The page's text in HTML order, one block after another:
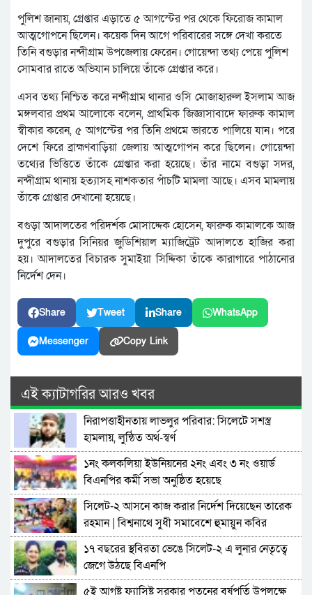
পুলিশ জানায়, গ্রেপ্তার এড়াতে ৫ আগস্টের পর থেকে ফিরোজ কামাল
আত্মগোপনে ছিলেন। কয়েক দিন আগে পরিবারের সঙ্গে দেখা করতে
তিনি বগুড়ার নন্দীগ্রাম উপজেলায় ফেরেন। গোয়েন্দা তথ্য পেয়ে পুলিশ
সোমবার রাতে অভিযান চালিয়ে তাঁকে গ্রেপ্তার করে।
এসব তথ্য নিশ্চিত করে নন্দীগ্রাম থানার ওসি মোজাহারুল ইসলাম আজ
মঙ্গলবার প্রথম আলোকে বলেন, প্রাথমিক জিজ্ঞাসাবাদে ফারুক কামাল
স্বীকার করেন, ৫ আগস্টের পর তিনি প্রথমে ভারতে পালিয়ে যান। পরে
দেশে ফিরে ব্রাহ্মণবাড়িয়া জেলায় আত্মগোপন করে ছিলেন। গোয়েন্দা
তথ্যের ভিত্তিতে তাঁকে গ্রেপ্তার করা হয়েছে। তাঁর নামে বগুড়া সদর,
নন্দীগ্রাম থানায় হত্যাসহ নাশকতার পাঁচটি মামলা আছে। এসব মামলায়
তাঁকে গ্রেপ্তার দেখানো হয়েছে।
বগুড়া আদালতের পরিদর্শক মোসাদ্দেক হোসেন, ফারুক কামালকে আজ
দুপুরে বগুড়ার সিনিয়র জুডিশিয়াল ম্যাজিট্রেট আদালতে হাজির করা
হয়। আদালতের বিচারক সুমাইয়া সিদ্দিকা তাঁকে কারাগারে পাঠানোর
নির্দেশ দেন।
Share Tweet Share WhatsApp
Messenger Copy Link
এই ক্যাটাগরির আরও খবর
নিরাপত্তাহীনতায় লাভলুর পরিবার: সিলেটে সশস্ত্র
হামলায়, লুন্ঠিত অর্থ-স্বর্ণ
১নং কলকলিয়া ইউনিয়নের ২নং এবং ৩ নং ওয়ার্ড
বিএনপির কর্মী সভা অনুষ্ঠিত হয়েছে
সিলেট-২ আসনে কাজ করার নির্দেশ দিয়েছেন তারেক
রহমান | বিশ্বনাথে সুধী সমাবেশে হুমায়ুন কবির
১৭ বছরের স্থবিরতা ভেঙে সিলেট-২ এ লুনার নেতৃত্বে
জেগে উঠছে বিএনপি
৫ই আগষ্ট ফ্যাসিষ্ট সরকার পতনের বর্ষপূর্তি উপলক্ষে